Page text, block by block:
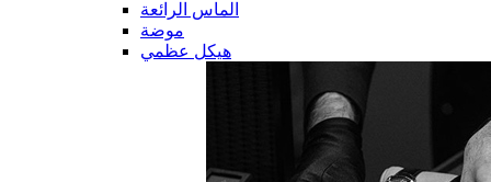
الماس الرائعة
موضة
هيكل عظمي